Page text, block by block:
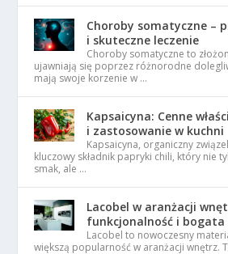
Choroby somatyczne –
i skuteczne leczenie
Choroby somatyczne to
ujawniają się poprzez różnorodne
mają swoje korzenie w …
Kapsaicyna: Cenne
i zastosowanie w kuchni
Kapsaicyna, organiczny
kluczowy składnik papryki chili, który nie
smak, ale …
Lacobel w aranżacji
funkcjonalność i
Lacobel to nowoczesny
większą popularność w aranżacji wnętrz.